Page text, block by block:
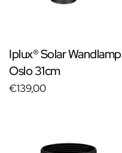
Iplux® Solar Wandlamp
Oslo 31cm
€139,00